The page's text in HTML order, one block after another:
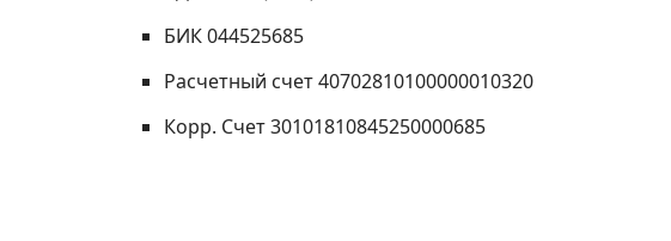
БИК 044525685
Расчетный счет 40702810100000010320
Корр. Счет 30101810845250000685